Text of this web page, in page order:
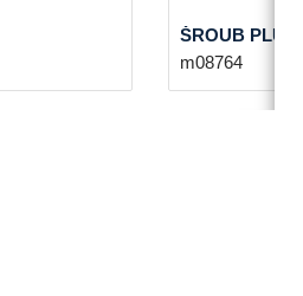
ŠROUB
m08764